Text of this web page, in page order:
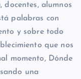
docentes, alumnos
palabras con
y sobre todo
que nos
momento, Dónde
una